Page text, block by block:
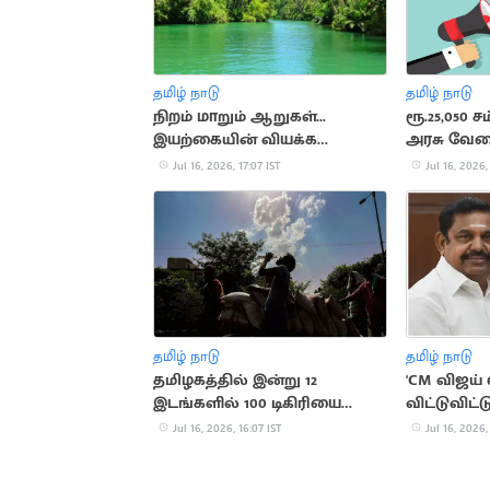
தமிழ் நாடு
நிறம் மாறும் ஆறுகள்...
இயற்கையின் வியக்க
வைக்கும் அதிசயங்கள்!
Jul 16, 2026, 17:07 IST
தமிழ் நாடு
அரசு
Jul 16, 2026,
தமிழ் நாடு
தமிழகத்தில் இன்று 12
இடங்களில் 100 டிகிரியை
தாண்டிய வெப்பம்
Jul 16, 2026, 16:07 IST
தமிழ் நாடு
'CM
பூர்த்தி
Jul 16, 2026,